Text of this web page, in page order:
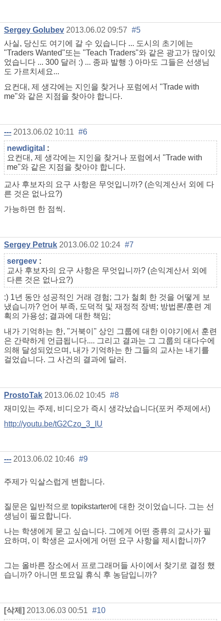
Sergey Golubev 2013.06.02 09:57 #5
사실, 당신도 여기에 갈 수 있습니다 ... 도시의 초기에는
"Traders Wanted"또는 "Teach Traders"와 같은 광고가 많이있
었습니다 ... 300 달러 :) ... 종파 발행 :) 아마도 그들은 선생님
도 가르치세요...
요컨대, 제 생각에는 지인을 찾거나 포럼에서 "Trade with
me"와 같은 지점을 찾아야 합니다.
--- 2013.06.02 10:11 #6
newdigital :
요컨대, 제 생각에는 지인을 찾거나 포럼에서 "Trade with
me"와 같은 지점을 찾아야 합니다.
교사 후보자의 요구 사항은 무엇입니까? (손익계산서 외에 다
른 것은 없나요?)
가능하면 한 점씩.
Sergey Petruk 2013.06.02 10:24 #7
sergeev :
교사 후보자의 요구 사항은 무엇입니까? (손익계산서 외에
다른 것은 없나요?)
:) 1년 동안 성공적인 거래 경험; 그가 철회 한 것을 어떻게 보
냈습니까? 언어 부족, 도덕적 및 재정적 장벽; 방법론/훈련 계
획의 가용성; 결과에 대한 책임;
내가 기억하는 한, "거북이" 상인 그룹에 대한 이야기에서 훈련
은 간략하게 언급됩니다.... 그리고 결과는 그 그룹의 대다수에
의해 달성되었으며, 내가 기억하는 한 그들의 교사는 내기를
걸었습니다. 그 사건의 결과에 달러.
ProstoTak 2013.06.02 10:45 #8
재미있는 주제, 비디오가 즉시 생각났습니다(포커 주제에서)
http://youtu.be/tG2Czo_3_IU
--- 2013.06.02 10:46 #9
주제가 익살스럽게 변합니다.
질문은 일반적으로 topikstarter에 대한 것이었습니다. 그는 선
생님이 필요합니다.
나는 학생에게 묻고 싶습니다. 그에게 어떤 종류의 교사가 필
요하며, 이 학생은 교사에게 어떤 요구 사항을 제시합니까?
그는 올바른 장소에서 프로그래머들 사이에서 찾기로 결정 했
습니까? 아니면 토요일 휴식 후 농담입니까?
[삭제] 2013.06.03 00:51 #10